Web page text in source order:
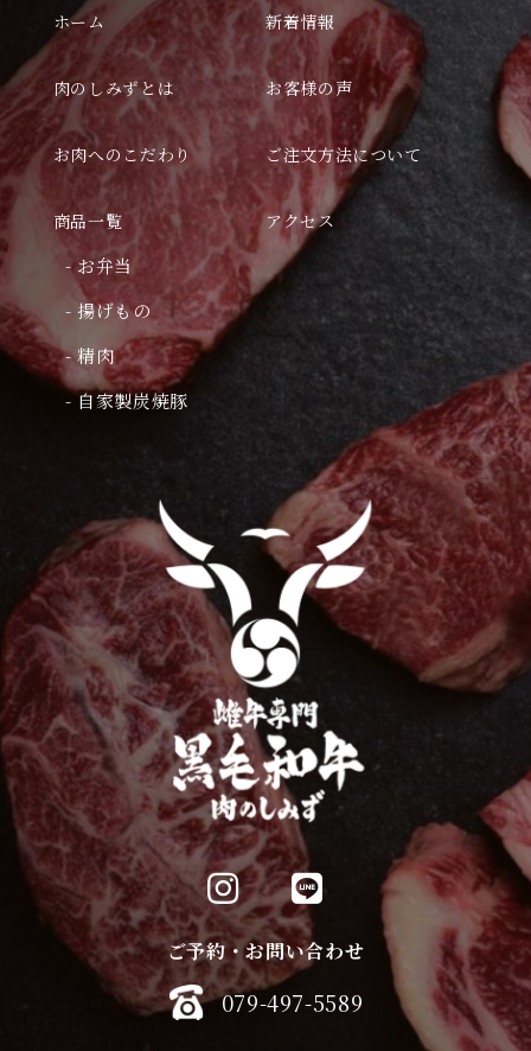
ホーム
肉のしみずとは
お肉へのこだわり
商品一覧
- お弁当
- 揚げもの
- 精肉
- 自家製炭焼豚
新着情報
お客様の声
ご注文方法について
アクセス
ご予約・お問い合わせ
079-497-5589